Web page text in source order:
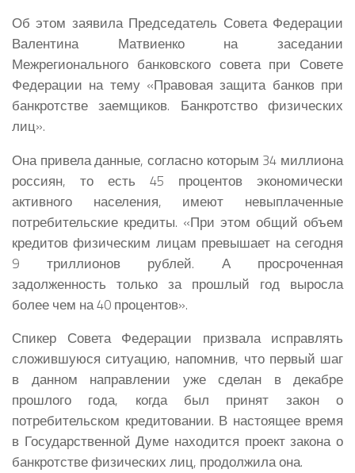
Об этом заявила Председатель Совета Федерации
Валентина Матвиенко на заседании
Межрегионального банковского совета при Совете
Федерации на тему «Правовая защита банков при
банкротстве заемщиков. Банкротство физических
лиц».
Она привела данные, согласно которым 34 миллиона
россиян, то есть 45 процентов экономически
активного населения, имеют невыплаченные
потребительские кредиты. «При этом общий объем
кредитов физическим лицам превышает на сегодня
9 триллионов рублей. А просроченная
задолженность только за прошлый год выросла
более чем на 40 процентов».
Спикер Совета Федерации призвала исправлять
сложившуюся ситуацию, напомнив, что первый шаг
в данном направлении уже сделан в декабре
прошлого года, когда был принят закон о
потребительском кредитовании. В настоящее время
в Государственной Думе находится проект закона о
банкротстве физических лиц, продолжила она.